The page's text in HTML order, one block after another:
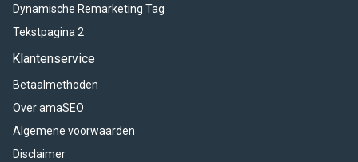
Dynamische Remarketing Tag
Tekstpagina 2
Klantenservice
Betaalmethoden
Over amaSEO
Algemene voorwaarden
Disclaimer